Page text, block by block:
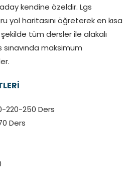
kendine özeldir. Lgs
yol haritasını öğreterek en kısa
tüm dersler ile alakalı
maksimum
220-250 Ders
Ders